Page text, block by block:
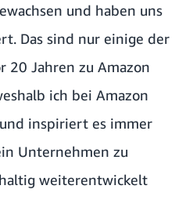
und haben uns
Das sind nur einige der
20 Jahren zu Amazon
ich bei Amazon
inspiriert es immer
Unternehmen zu
weiterentwickelt